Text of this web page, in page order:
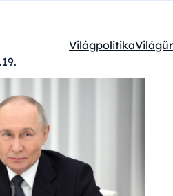
Kategóriák:
VilágpolitikaVilágűr